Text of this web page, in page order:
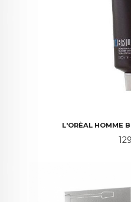
L'ORÈAL HOMME